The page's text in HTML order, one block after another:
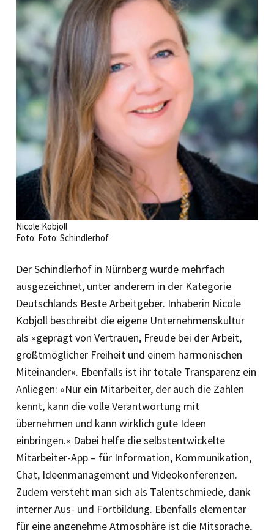
Nicole Kobjoll
Foto: Foto: Schindlerhof
Der Schindlerhof in Nürnberg wurde mehrfach
ausgezeichnet, unter anderem in der Kategorie
Deutschlands Beste Arbeitgeber. Inhaberin Nicole
Kobjoll beschreibt die eigene Unternehmenskultur
als »geprägt von Vertrauen, Freude bei der Arbeit,
größtmöglicher Freiheit und einem harmonischen
Miteinander«. Ebenfalls ist ihr totale Transparenz ein
Anliegen: »Nur ein Mitarbeiter, der auch die Zahlen
kennt, kann die volle Verantwortung mit
übernehmen und kann wirklich gute Ideen
einbringen.« Dabei helfe die selbstentwickelte
Mitarbeiter-App – für Information, Kommunikation,
Chat, Ideenmanagement und Videokonferenzen.
Zudem versteht man sich als Talentschmiede, dank
interner Aus- und Fortbildung. Ebenfalls elementar
für eine angenehme Atmosphäre ist die Mitsprache,